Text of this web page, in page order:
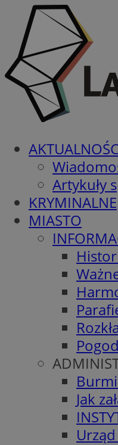
Artykuły
KRYMINALNE
MIASTO
Jak